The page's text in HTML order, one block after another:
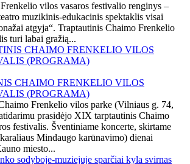
vilos vasaros festivalio renginys –
muzikinis-edukacinis spektaklis visai
atgyja“. Traptautinis Chaimo Frenkelio
turi labai gražią...
CHAIMO FRENKELIO VILOS
(PROGRAMA)
Frenkelio vilos parke (Vilniaus g. 74,
prasidėjo XIX tarptautinis Chaimo
festivalis. Šventiniame koncerte, skirtame
Mindaugo karūnavimo) dienai
miesto...